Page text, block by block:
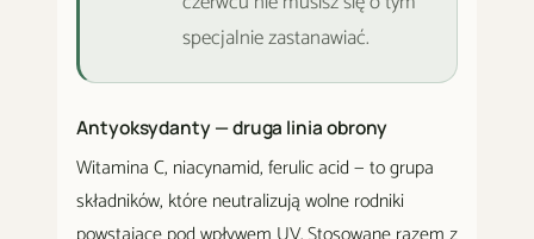
specjalnie zastanawiać.
Antyoksydanty — druga linia obrony
Witamina C, niacynamid, ferulic acid — to grupa
składników, które neutralizują wolne rodniki